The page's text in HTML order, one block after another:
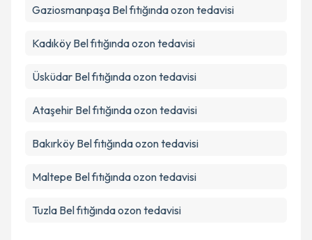
Gaziosmanpaşa Bel fıtığında ozon tedavisi
Kadıköy Bel fıtığında ozon tedavisi
Üsküdar Bel fıtığında ozon tedavisi
Ataşehir Bel fıtığında ozon tedavisi
Bakırköy Bel fıtığında ozon tedavisi
Maltepe Bel fıtığında ozon tedavisi
Tuzla Bel fıtığında ozon tedavisi